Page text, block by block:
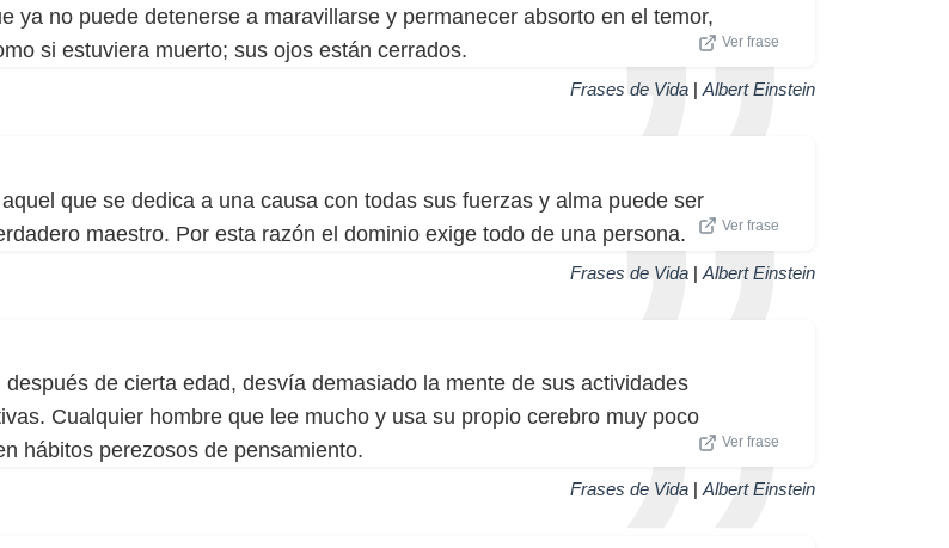
ya no puede detenerse a maravillarse y permanecer absorto en el temor,
si estuviera muerto; sus ojos están cerrados.
Ver frase
Frases de Vida | Albert Einstein
que se dedica a una causa con todas sus fuerzas y alma puede ser
maestro. Por esta razón el dominio exige todo de una persona.
Ver frase
Frases de Vida | Albert Einstein
después de cierta edad, desvía demasiado la mente de sus actividades
Cualquier hombre que lee mucho y usa su propio cerebro muy poco
hábitos perezosos de pensamiento.
Ver frase
Frases de Vida | Albert Einstein